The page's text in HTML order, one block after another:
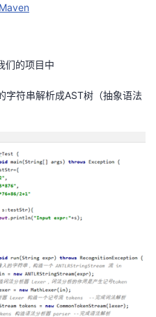
们的项目中
字符串解析成AST树（抽象语法